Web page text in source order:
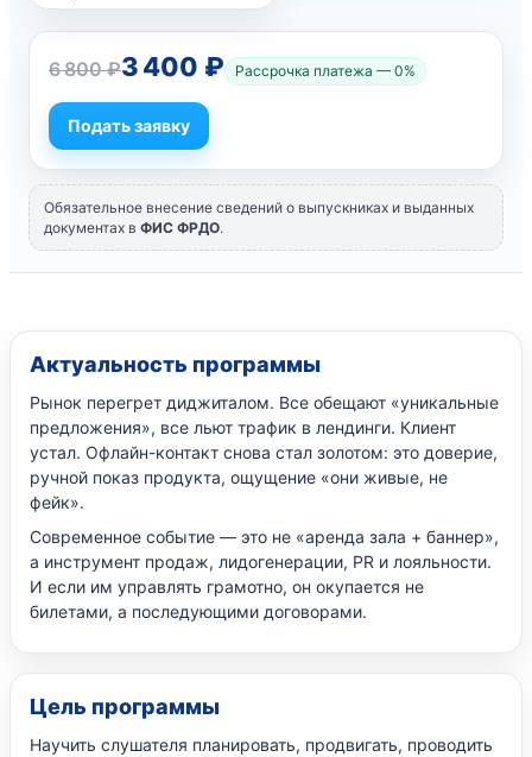
6 800 ₽3 400 ₽ Рассрочка платежа — 0%
Подать заявку
Обязательное внесение сведений о выпускниках и выданных
документах в ФИС ФРДО.
Актуальность программы
Рынок перегрет диджиталом. Все обещают «уникальные
предложения», все льют трафик в лендинги. Клиент
устал. Офлайн-контакт снова стал золотом: это доверие,
ручной показ продукта, ощущение «они живые, не
фейк».
Современное событие — это не «аренда зала + баннер»,
а инструмент продаж, лидогенерации, PR и лояльности.
И если им управлять грамотно, он окупается не
билетами, а последующими договорами.
Цель программы
Научить слушателя планировать, продвигать, проводить